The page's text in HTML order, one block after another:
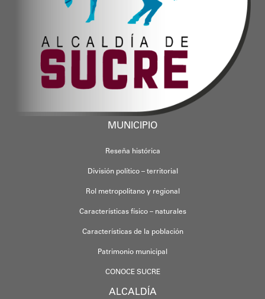
MUNICIPIO
Reseña histórica
División político – territorial
Rol metropolitano y regional
Características físico – naturales
Características de la población
Patrimonio municipal
CONOCE SUCRE
ALCALDÍA